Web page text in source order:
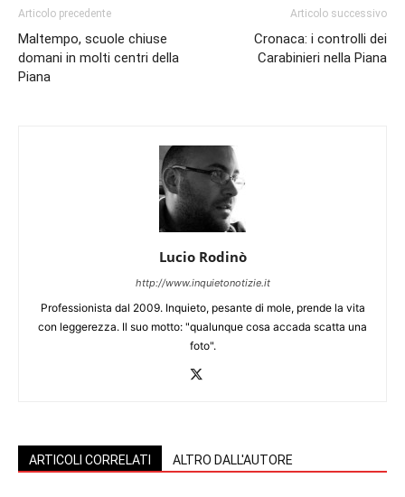
Articolo precedente
Maltempo, scuole chiuse
domani in molti centri della
Piana
Articolo successivo
Cronaca: i controlli dei
Carabinieri nella Piana
Lucio Rodinò
http://www.inquietonotizie.it
Professionista dal 2009. Inquieto, pesante di mole, prende la vita
con leggerezza. Il suo motto: "qualunque cosa accada scatta una
foto".
ARTICOLI CORRELATI ALTRO DALL'AUTORE